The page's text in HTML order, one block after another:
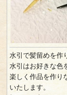
水引で髪留めを作
水引はお好きな色
楽しく作品を作り
いたします。